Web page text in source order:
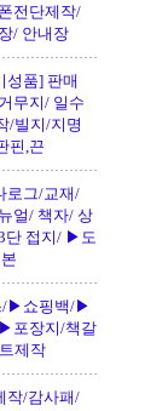
전단제작/
/ 안내장
성품] 판매
무지/ 일수
/빌지/지명
핀,끈
로그/교재/
얼/ 책자/ 상
단 접지/ ▶도
/▶쇼핑백/▶
포장지/책갈
제작
작/감사패/